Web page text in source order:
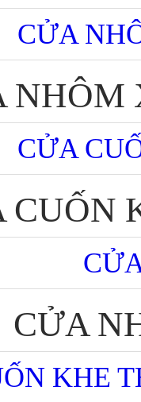
NHÔM
CUỐN
CỬA